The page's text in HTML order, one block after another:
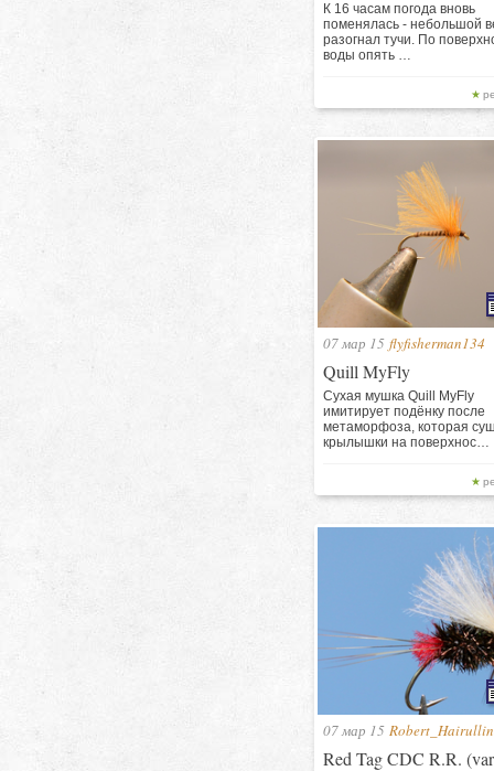
К 16 часам погода вновь
поменялась - небольшой
разогнал тучи. По
воды опять …
07 мар 15 flyfisherman134
Quill MyFly
Сухая мушка Quill MyFly
имитирует подёнку после
метаморфоза, которая
крылышки на поверхнос…
07 мар 15 Robert_Hairullin
Red Tag CDC R.R.